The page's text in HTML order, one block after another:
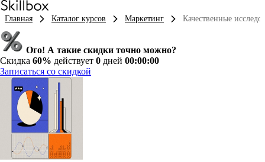
Главная Каталог курсов Маркетинг Качественные
Ого! А такие скидки точно можно?
Скидка 60% действует 0 дней 00:00:00
Записаться со скидкой